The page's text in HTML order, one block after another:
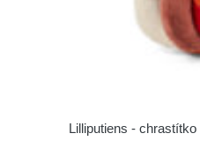
Lilliputiens -